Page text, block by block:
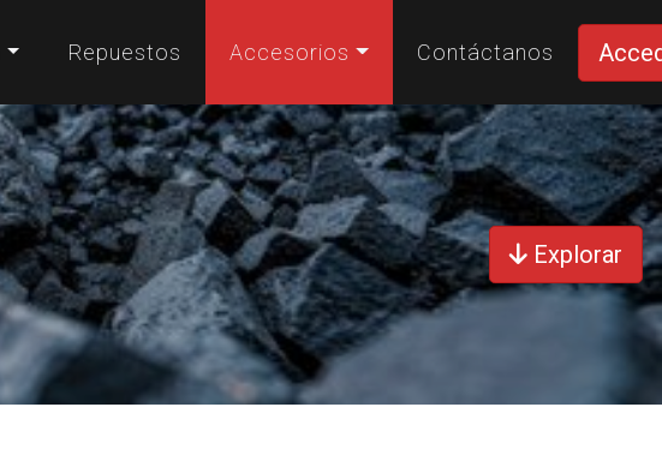
Repuestos Accesorios Contáctanos
Explorar